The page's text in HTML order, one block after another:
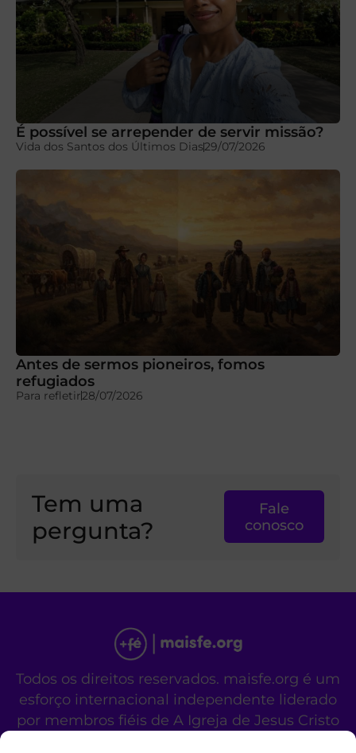
É possível se arrepender de servir missão?
Vida dos Santos dos Últimos Dias29/07/2026
Antes de sermos pioneiros, fomos
refugiados
Para refletir28/07/2026
Tem uma
pergunta?
Fale
conosco
Todos os direitos reservados. maisfe.org é um
esforço internacional independente liderado
por membros fiéis de A Igreja de Jesus Cristo